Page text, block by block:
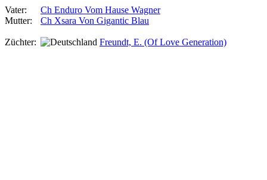
Vater:
Ch Enduro Vom Hause Wagner
Mutter:
Ch Xsara Von Gigantic Blau
Züchter: Freundt, E. (Of Love Generation)